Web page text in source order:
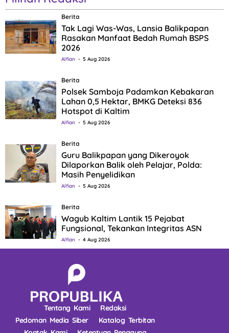
Berita
Tak Lagi Was-Was, Lansia Balikpapan
Rasakan Manfaat Bedah Rumah BSPS
2026
Alfian 5 Aug 2026
Berita
Polsek Samboja Padamkan Kebakaran
Lahan 0,5 Hektar, BMKG Deteksi 836
Hotspot di Kaltim
Alfian 5 Aug 2026
Berita
Guru Balikpapan yang Dikeroyok
Dilaporkan Balik oleh Pelajar, Polda:
Masih Penyelidikan
Alfian 5 Aug 2026
Berita
Wagub Kaltim Lantik 15 Pejabat
Fungsional, Tekankan Integritas ASN
Alfian 4 Aug 2026
Tentang Kami
Redaksi
Pedoman Media Siber
Katalog Terbitan